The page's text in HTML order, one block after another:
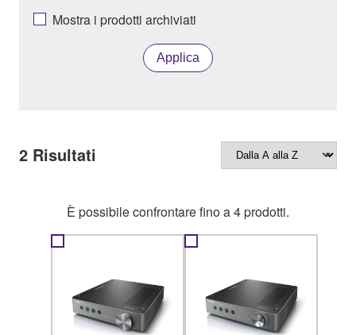
Mostra i prodotti archiviati
Applica
2 Risultati
È possibile confrontare fino a 4 prodotti.